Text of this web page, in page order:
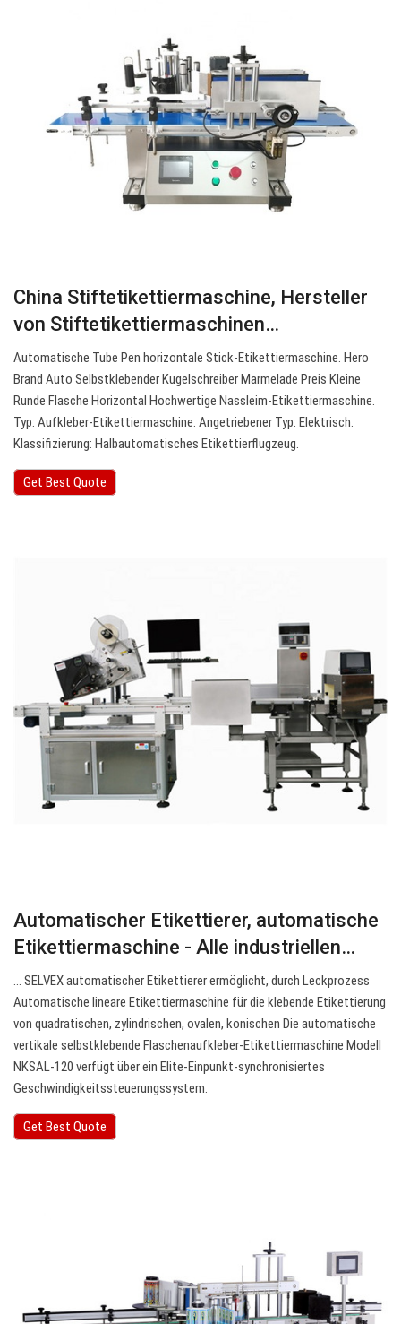
China Stiftetikettiermaschine, Hersteller
von Stiftetikettiermaschinen…
Automatische Tube Pen horizontale Stick-Etikettiermaschine. Hero
Brand Auto Selbstklebender Kugelschreiber Marmelade Preis Kleine
Runde Flasche Horizontal Hochwertige Nassleim-Etikettiermaschine.
Typ: Aufkleber-Etikettiermaschine. Angetriebener Typ: Elektrisch.
Klassifizierung: Halbautomatisches Etikettierflugzeug.
Get Best Quote
Automatischer Etikettierer, automatische
Etikettiermaschine - Alle industriellen…
… SELVEX automatischer Etikettierer ermöglicht, durch Leckprozess
Automatische lineare Etikettiermaschine für die klebende Etikettierung
von quadratischen, zylindrischen, ovalen, konischen Die automatische
vertikale selbstklebende Flaschenaufkleber-Etikettiermaschine Modell
NKSAL-120 verfügt über ein Elite-Einpunkt-synchronisiertes
Geschwindigkeitssteuerungssystem.
Get Best Quote